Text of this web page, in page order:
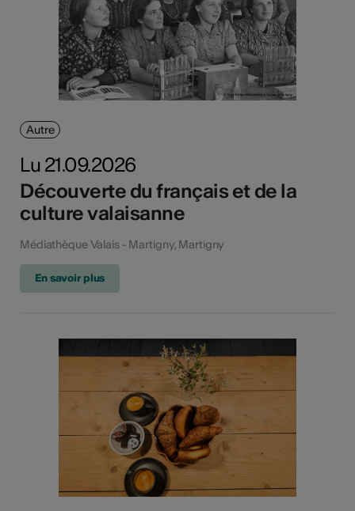
Autre
Lu 21.09.2026
Découverte du français et de la
culture valaisanne
Médiathèque Valais - Martigny, Martigny
En savoir plus